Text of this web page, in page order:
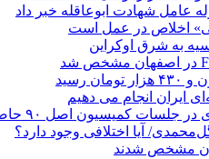
عامل شهادت ابوعاقله خبر داد
اخلاص در عمل است
به شرق اوکراین
ایران انجام می دهیم
کمیسیون اصل ۹۰ حاضر می‌شوند
آیا اختلافی وجود دارد؟